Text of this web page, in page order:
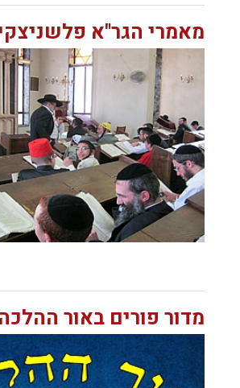
מאמרי הגר"א
מדור פורים באור ההלכה